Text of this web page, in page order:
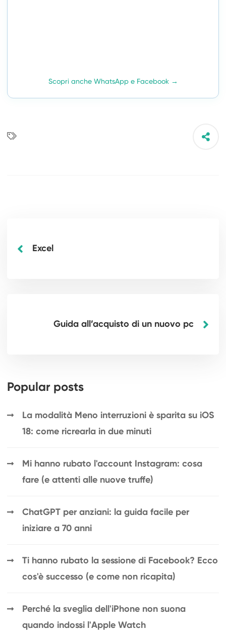
Scopri anche WhatsApp e Facebook →
Excel
Guida all’acquisto di un nuovo pc
Popular posts
La modalità Meno interruzioni è sparita su iOS
18: come ricrearla in due minuti
Mi hanno rubato l'account Instagram: cosa
fare (e attenti alle nuove truffe)
ChatGPT per anziani: la guida facile per
iniziare a 70 anni
Ti hanno rubato la sessione di Facebook? Ecco
cos'è successo (e come non ricapita)
Perché la sveglia dell'iPhone non suona
quando indossi l'Apple Watch